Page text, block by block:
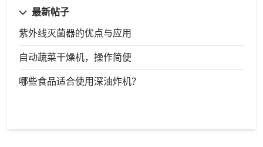
最新帖子
紫外线灭菌器的优点与应用
自动蔬菜干燥机，操作简便
哪些食品适合使用深油炸机？